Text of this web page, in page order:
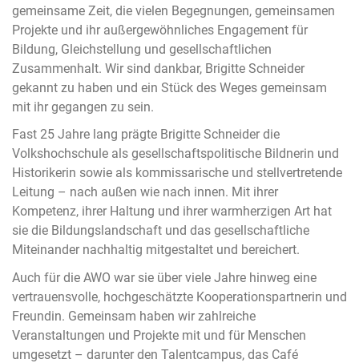
gemeinsame Zeit, die vielen Begegnungen, gemeinsamen
Projekte und ihr außergewöhnliches Engagement für
Bildung, Gleichstellung und gesellschaftlichen
Zusammenhalt. Wir sind dankbar, Brigitte Schneider
gekannt zu haben und ein Stück des Weges gemeinsam
mit ihr gegangen zu sein.
Fast 25 Jahre lang prägte Brigitte Schneider die
Volkshochschule als gesellschaftspolitische Bildnerin und
Historikerin sowie als kommissarische und stellvertretende
Leitung – nach außen wie nach innen. Mit ihrer
Kompetenz, ihrer Haltung und ihrer warmherzigen Art hat
sie die Bildungslandschaft und das gesellschaftliche
Miteinander nachhaltig mitgestaltet und bereichert.
Auch für die AWO war sie über viele Jahre hinweg eine
vertrauensvolle, hochgeschätzte Kooperationspartnerin und
Freundin. Gemeinsam haben wir zahlreiche
Veranstaltungen und Projekte mit und für Menschen
umgesetzt – darunter den Talentcampus, das Café